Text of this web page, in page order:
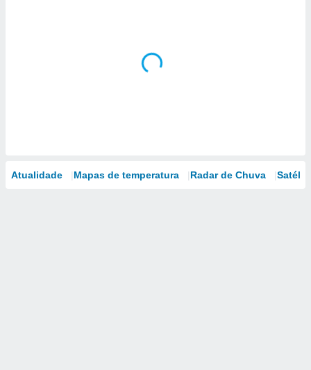
Atualidade Mapas de temperatura Radar de Chuva